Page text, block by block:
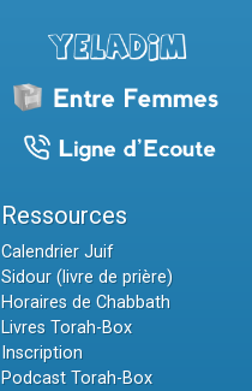
Ressources
Calendrier Juif
Sidour (livre de prière)
Horaires de Chabbath
Livres Torah-Box
Inscription
Podcast Torah-Box